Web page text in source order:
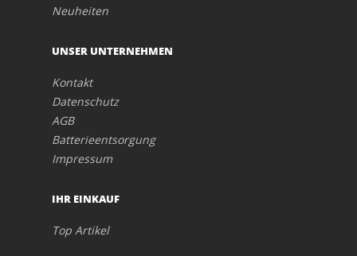
Neuheiten
UNSER UNTERNEHMEN
Kontakt
Datenschutz
AGB
Batterieentsorgung
Impressum
IHR EINKAUF
Top Artikel